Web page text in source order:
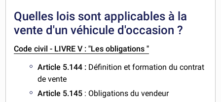
Quelles lois sont applicables à la
vente d'un véhicule d'occasion ?
Code civil - LIVRE V : "Les obligations "
Article 5.144 : Définition et formation du contrat
de vente
Article 5.145 : Obligations du vendeur